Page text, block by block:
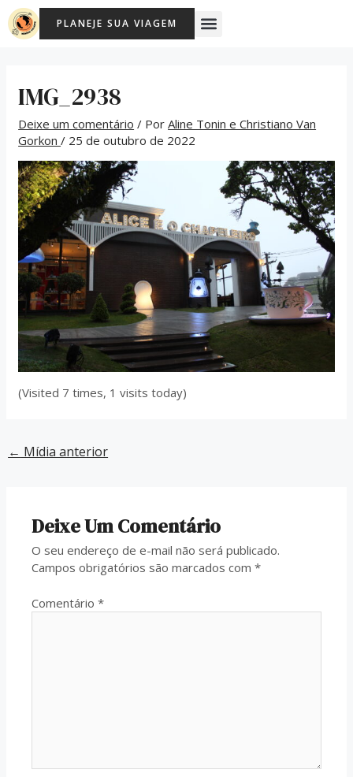
para
PLANEJE SUA VIAGEM Menu
IMG_2938
Deixe um comentário / PorAline Tonin e Christiano Van
Gorkon/ 25 de outubro de 2022
(Visited 7 times, 1 visits today)
Post
navigation
← Mídia anterior
Deixe Um Comentário
O seu endereço de e-mail não será publicado.
Campos obrigatórios são marcados com*
Comentário*